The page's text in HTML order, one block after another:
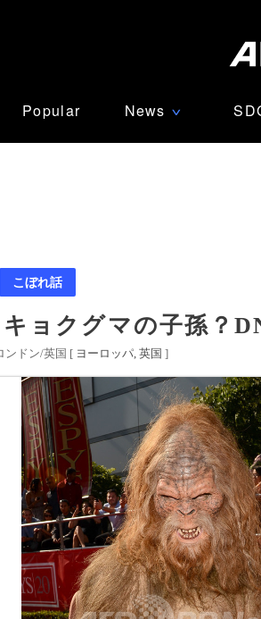
Popular News ∨
こぼれ話
ョクグマの子孫？
ンドン/英国 [ ヨーロッパ 英国 ]